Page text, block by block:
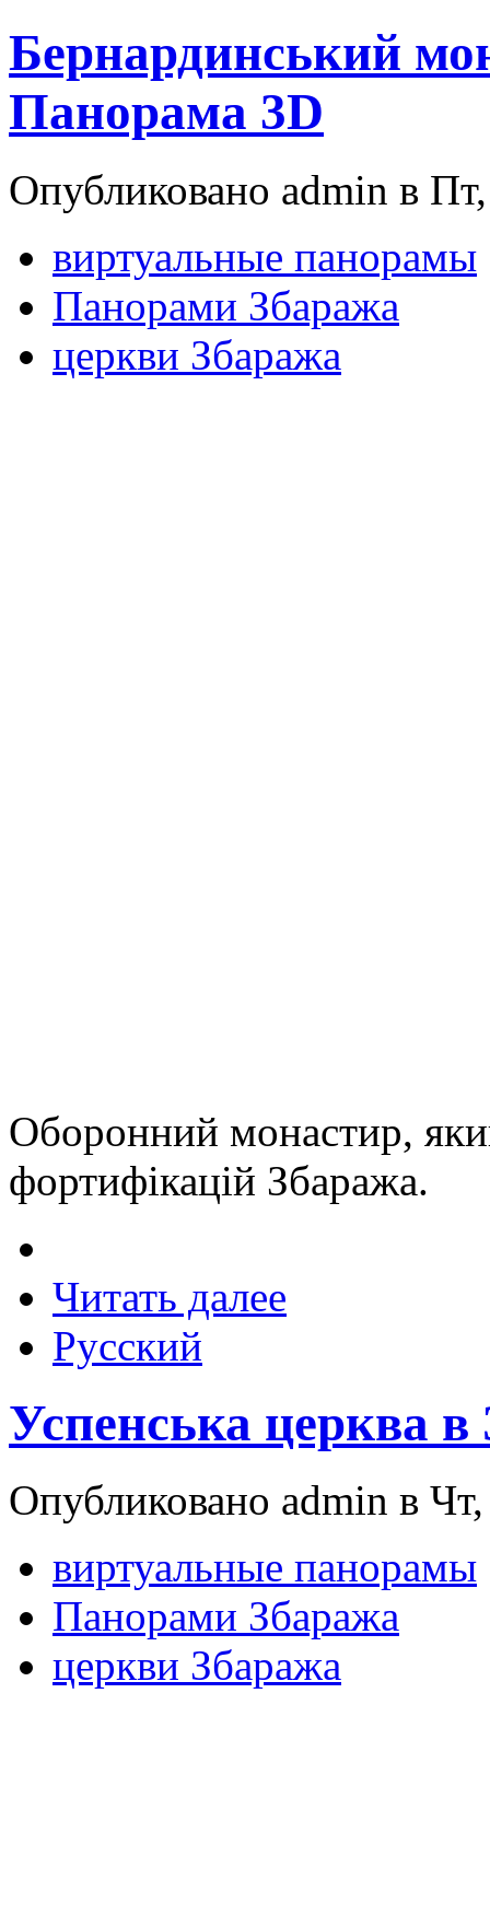
Бернардинський
Панорама 3D
Опубликовано admin в
виртуальные панорамы
Панорами Збаража
церкви Збаража
Оборонний монастир,
фортифікацій Збаража.
Читать далее
Русский
Успенська церква
Опубликовано admin в
виртуальные панорамы
Панорами Збаража
церкви Збаража